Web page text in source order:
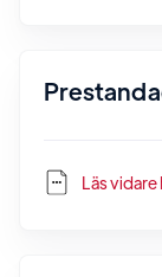
Läs vidare